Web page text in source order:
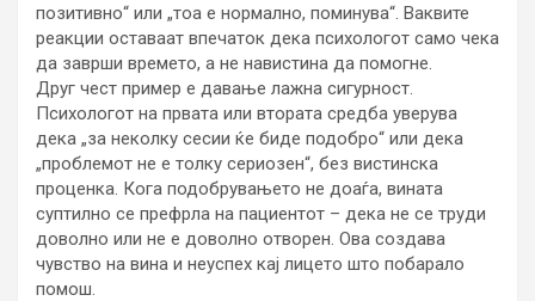
позитивно“ или „тоа е нормално, поминува“. Ваквите
реакции оставаат впечаток дека психологот само чека
да заврши времето, а не навистина да помогне.
Друг чест пример е давање лажна сигурност.
Психологот на првата или втората средба уверува
дека „за неколку сесии ќе биде подобро“ или дека
„проблемот не е толку сериозен“, без вистинска
проценка. Кога подобрувањето не доаѓа, вината
суптилно се префрла на пациентот – дека не се труди
доволно или не е доволно отворен. Ова создава
чувство на вина и неуспех кај лицето што побарало
помош.